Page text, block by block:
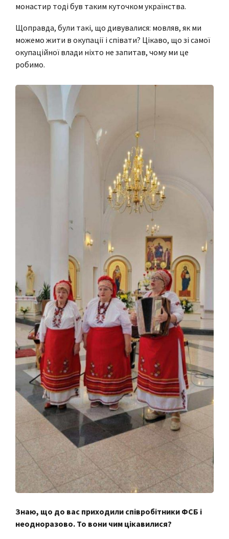
монастир тоді був таким куточком українства.
Щоправда, були такі, що дивувалися: мовляв, як ми
можемо жити в окупації і співати? Цікаво, що зі самої
окупаційної влади ніхто не запитав, чому ми це
робимо.
Знаю, що до вас приходили співробітники ФСБ і
неодноразово. То вони чим цікавилися?